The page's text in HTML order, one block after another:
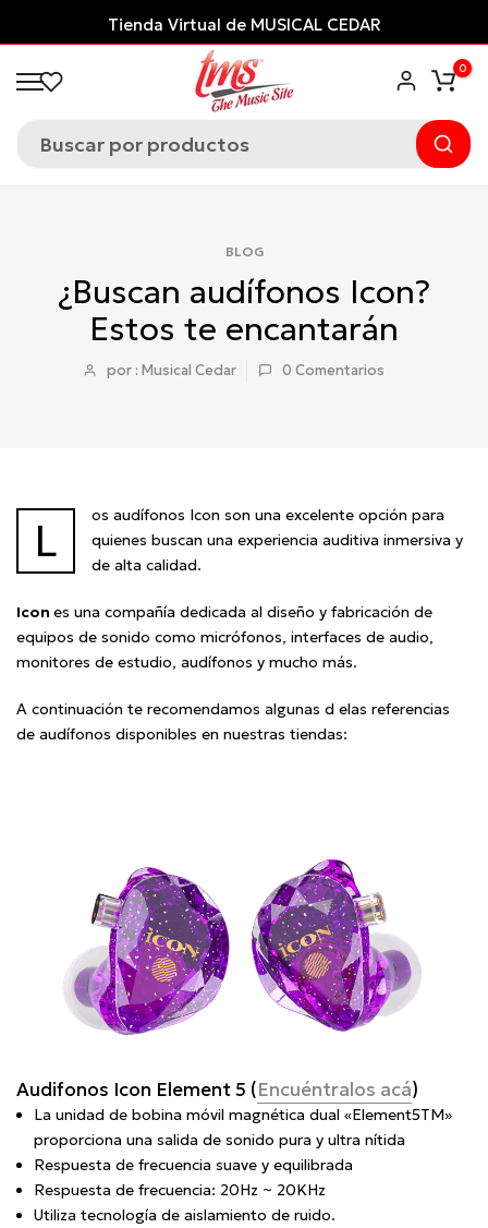
al
contenido
Tienda Virtual de MUSICAL CEDAR
0
BLOG
¿Buscan audífonos Icon?
Estos te encantarán
por : Musical Cedar 0 Comentarios
L
os audífonos Icon son una excelente opción para
quienes buscan una experiencia auditiva inmersiva y
de alta calidad.
Icon es una compañía dedicada al diseño y fabricación de
equipos de sonido como micrófonos, interfaces de audio,
monitores de estudio, audífonos y mucho más.
A continuación te recomendamos algunas d elas referencias
de audífonos disponibles en nuestras tiendas:
Audifonos Icon Element 5 (Encuéntralos acá)
La unidad de bobina móvil magnética dual «Element5TM»
proporciona una salida de sonido pura y ultra nítida
Respuesta de frecuencia suave y equilibrada
Respuesta de frecuencia: 20Hz ~ 20KHz
Utiliza tecnología de aislamiento de ruido.